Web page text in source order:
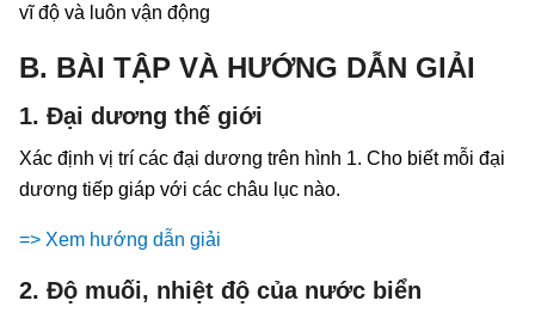
vĩ độ và luôn vận động
B. BÀI TẬP VÀ HƯỚNG DẪN GIẢI
1. Đại dương thế giới
Xác định vị trí các đại dương trên hình 1. Cho biết mỗi đại
dương tiếp giáp với các châu lục nào.
=> Xem hướng dẫn giải
2. Độ muối, nhiệt độ của nước biển